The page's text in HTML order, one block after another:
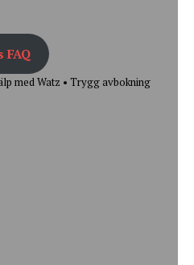
FAQ
med Watz • Trygg avbokning